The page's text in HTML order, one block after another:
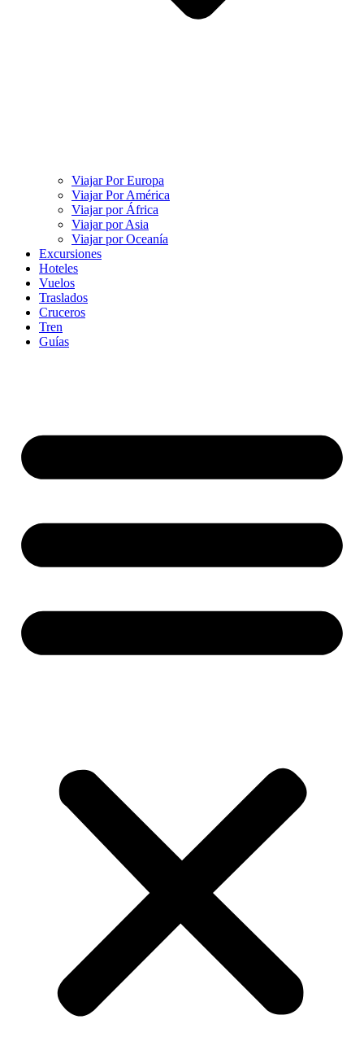
Viajar Por Europa
Viajar Por América
Viajar por África
Viajar por Asia
Viajar por Oceanía
Excursiones
Hoteles
Vuelos
Traslados
Cruceros
Tren
Guías